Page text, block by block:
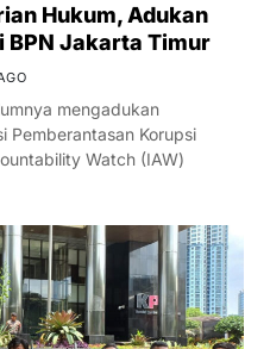
Hukum, Adukan
BPN Jakarta Timur
mengadukan
Pemberantasan Korupsi
Watch (IAW)